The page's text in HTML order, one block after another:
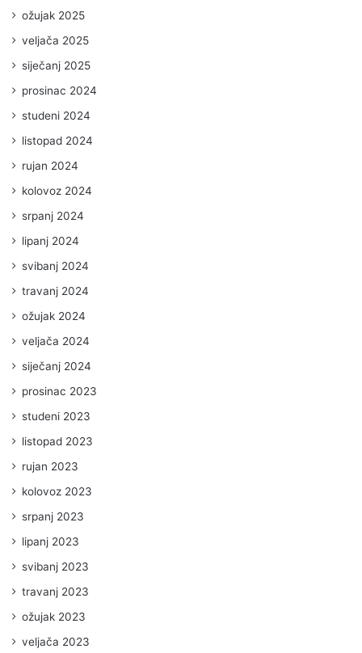
ožujak 2025
veljača 2025
siječanj 2025
prosinac 2024
studeni 2024
listopad 2024
rujan 2024
kolovoz 2024
srpanj 2024
lipanj 2024
svibanj 2024
travanj 2024
ožujak 2024
veljača 2024
siječanj 2024
prosinac 2023
studeni 2023
listopad 2023
rujan 2023
kolovoz 2023
srpanj 2023
lipanj 2023
svibanj 2023
travanj 2023
ožujak 2023
veljača 2023